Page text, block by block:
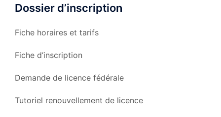
Dossier d’inscription
Fiche horaires et tarifs
Fiche d’inscription
Demande de licence fédérale
Tutoriel renouvellement de licence